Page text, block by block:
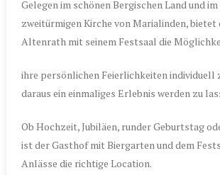
Gelegen im schönen Bergischen Land und
zweitürmigen Kirche von Marialinden, bietet
Altenrath mit seinem Festsaal die
ihre persönlichen Feierlichkeiten individuell
daraus ein einmaliges Erlebnis werden zu
Ob Hochzeit, Jubiläen, runder Geburtstag
ist der Gasthof mit Biergarten und dem
Anlässe die richtige Location.